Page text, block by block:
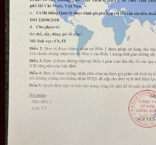
Cách chế biến tổ yến đơn giản